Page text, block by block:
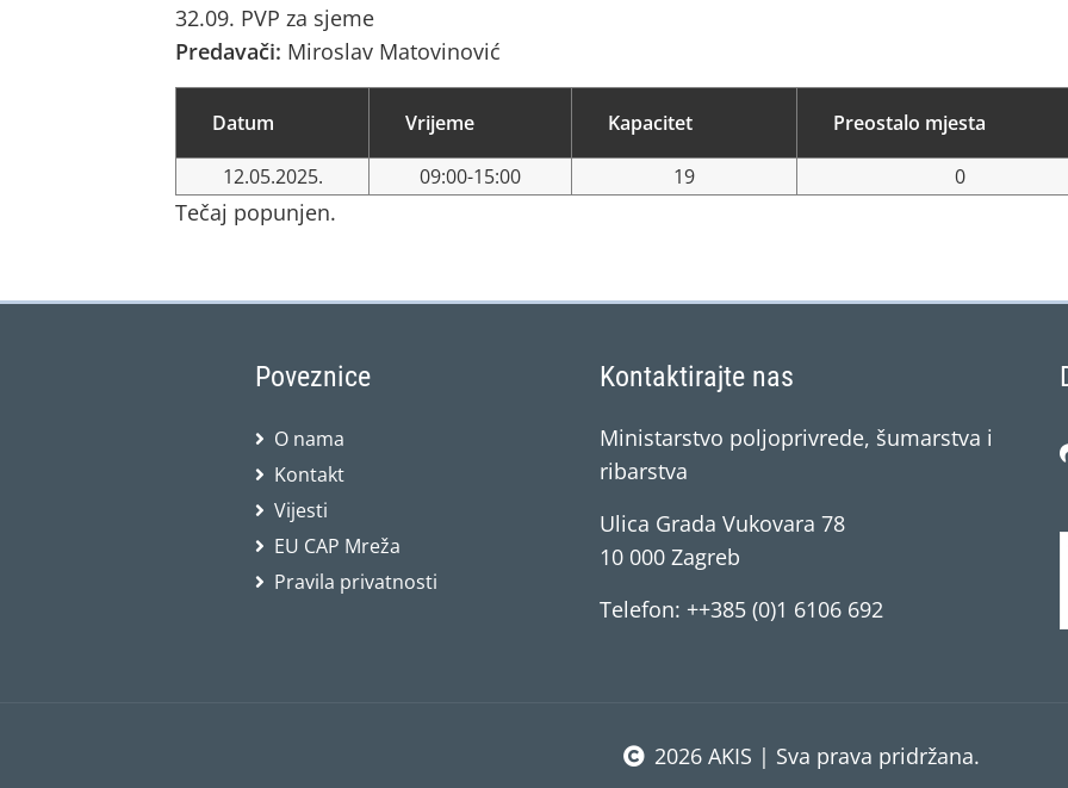
32.09. PVP za sjeme
Predavači: Miroslav Matovinović
Datum Vrijeme Kapacitet Preostalo mjesta
12.05.2025. 09:00-15:00 19 0
Tečaj popunjen.
Poveznice
O nama
Kontakt
Vijesti
EU CAP Mreža
Pravila privatnosti
Kontaktirajte nas
Ministarstvo poljoprivrede, šumarstva i
ribarstva
Ulica Grada Vukovara 78
10 000 Zagreb
Telefon: ++385 (0)1 6106 692
2026 AKIS | Sva prava pridržana.